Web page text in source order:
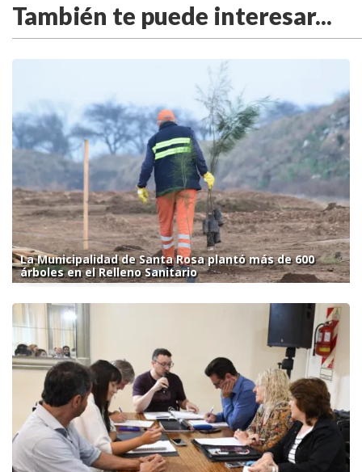
También te puede interesar...
La Municipalidad de Santa Rosa plantó más de 600
árboles en el Relleno Sanitario